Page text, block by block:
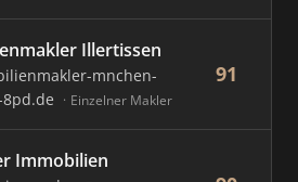
Illertissen
mnchen-
Einzelner Makler
91
Immobilien